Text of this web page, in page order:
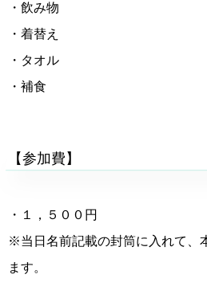
・飲み物
・着替え
・タオル
・補食
【参加費】
・１，５００円
※当日名前記載の封筒に入れて、
ます。